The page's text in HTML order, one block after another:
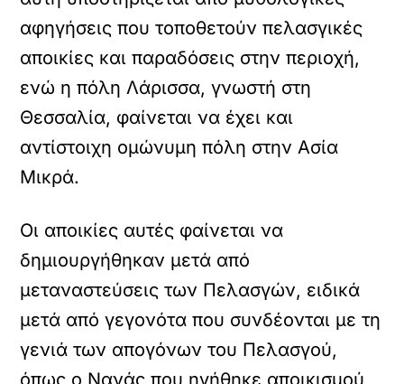
αφηγήσεις που τοποθετούν πελασγικές
αποικίες και παραδόσεις στην περιοχή,
ενώ η πόλη Λάρισσα, γνωστή στη
Θεσσαλία, φαίνεται να έχει και
αντίστοιχη ομώνυμη πόλη στην Ασία
Μικρά.
Οι αποικίες αυτές φαίνεται να
δημιουργήθηκαν μετά από
μεταναστεύσεις των Πελασγών, ειδικά
μετά από γεγονότα που συνδέονται με τη
γενιά των απογόνων του Πελασγού,
όπως ο Νανάς που ηγήθηκε αποικισμού